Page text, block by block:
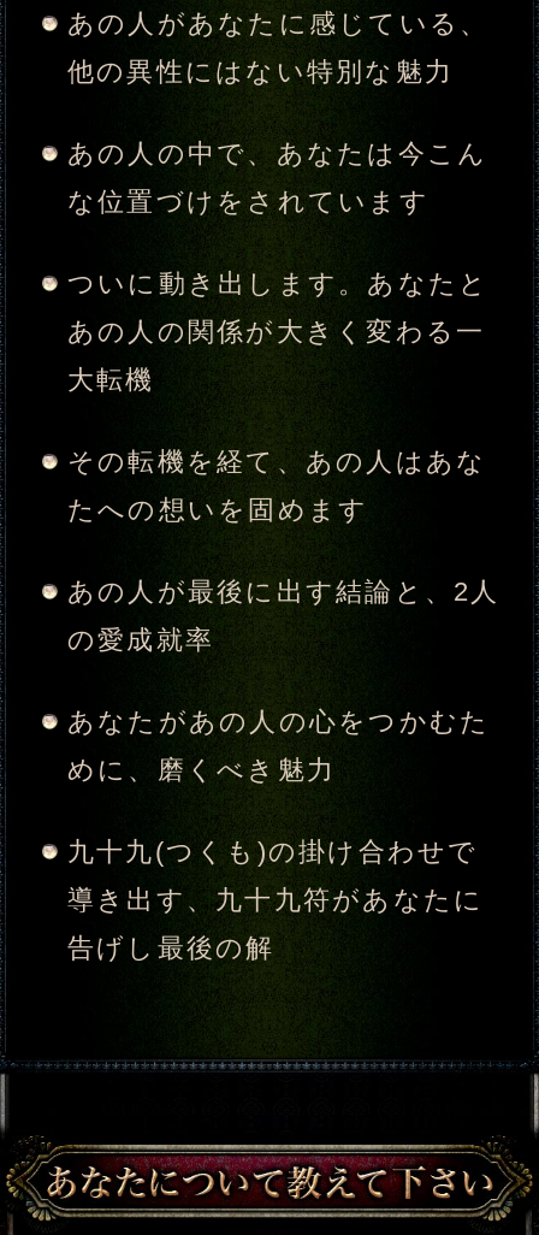
名前
※姓名と名前は、それぞれ全角5文字以
内で「ひらがな」、「カタカナ」、「漢
字」のみ入力できます。（必須）
生年月日
月
あの人について教えて下さい
名前
※姓名と名前は、それぞれ全角5文字以
内で「ひらがな」、「カタカナ」、「漢
字」のみ入力できます。（必須）
年 月 日
あの人の性別は、あなたと逆の性別が
自動的に設定されます。
入力した情報を記録しますか？
記録する
※次のページは無料でご利用いただけ
ます。
（ 「一部無料で鑑定する」をクリック
すると、鑑定結果の一部を無料でご覧
になれます）